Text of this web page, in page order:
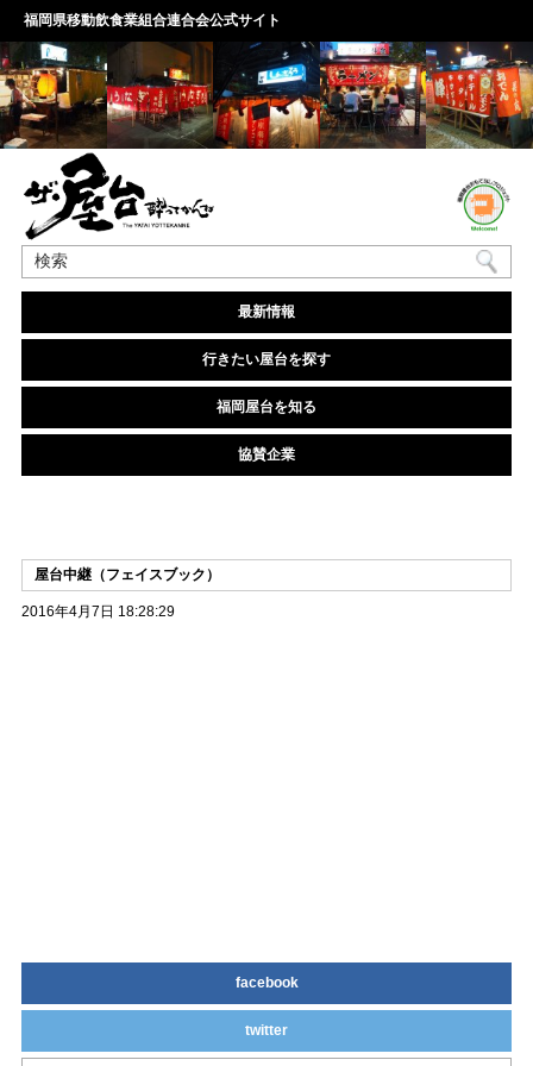
福岡県移動飲食業組合連合会公式サイト
最新情報
行きたい屋台を探す
福岡屋台を知る
協賛企業
屋台中継（フェイスブック）
2016年4月7日 18:28:29
facebook
twitter